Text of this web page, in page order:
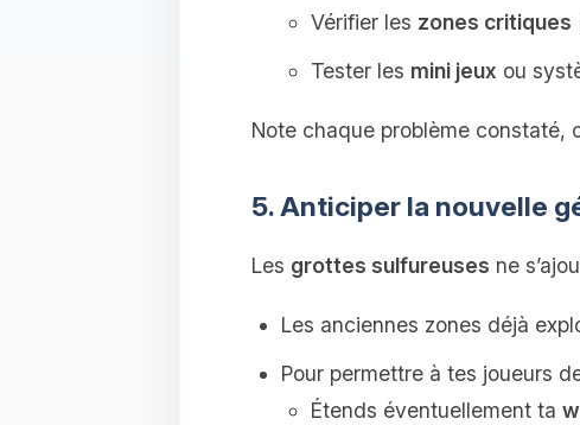
Vérifier les zones critiques
Tester les mini jeux ou
Note chaque problème constaté,
5. Anticiper la nouvelle
Les grottes sulfureuses ne
Les anciennes zones déjà
Pour permettre à tes joueurs
Étends éventuellement ta